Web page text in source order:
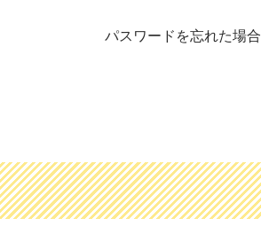
パスワードを忘れた場合